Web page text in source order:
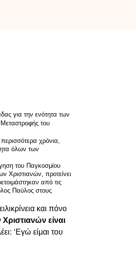
για την ενότητα των
του
χρόνια,
όλων των
του Παγκοσμίου
Χριστιανών, προτείνει
από τις
Παύλος στους
και πόνο
Χριστιανών είναι
‘Εγώ είμαι του